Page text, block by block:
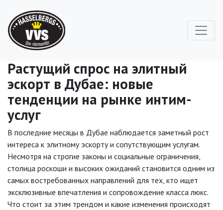
Растущий спрос на элитный
эскорт в Дубае: новые
тенденции на рынке интим-
услуг
В последние месяцы в Дубае наблюдается заметный рост
интереса к элитному эскорту и сопутствующим услугам.
Несмотря на строгие законы и социальные ограничения,
столица роскоши и высоких ожиданий становится одним из
самых востребованных направлений для тех, кто ищет
эксклюзивные впечатления и сопровождение класса люкс.
Что стоит за этим трендом и какие изменения происходят